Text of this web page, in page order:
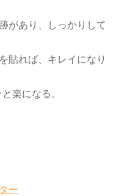
があり、しっかりして
貼れば、キレイになり
楽になる。
ー